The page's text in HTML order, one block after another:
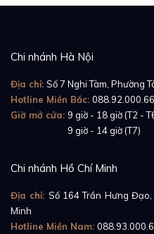
Chi nhánh Hà Nội
Địa chỉ: Số 7 Nghi Tàm, Phường
Hotline Miền Bắc: 088.92.000.66
Giờ mở cửa: 9 giờ - 18 giờ (T2 -
9 giờ - 14 giờ (T7)
Chi nhánh Hồ Chí Minh
Địa chỉ: Số 164 Trần Hưng Đạo,
Minh
Hotline Miền Nam: